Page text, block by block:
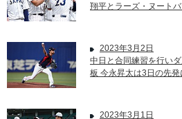
翔平とラーズ・ヌート
2023年3月2日
中日と合同練習を行い
板 今永昇太は3日の先
2023年3月1日